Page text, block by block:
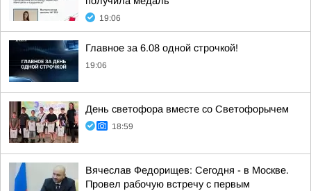
19:06
Главное за 6.08 одной строчкой!
19:06
День светофора вместе со Светофорычем
18:59
Вячеслав Федорищев: Сегодня - в Москве.
Провел рабочую встречу с первым